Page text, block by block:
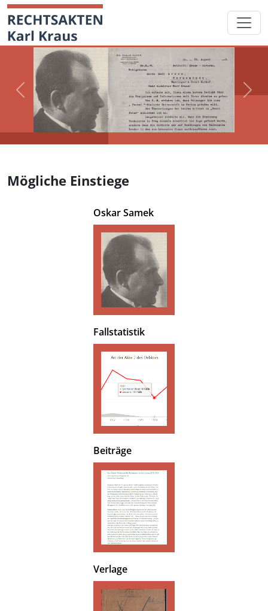
Skip
content
Startseite
Previous Next
Mögliche Einstiege
Oskar Samek
Fallstatistik
Beiträge
Verlage